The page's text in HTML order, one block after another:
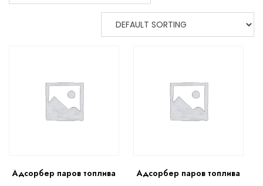
Адсорбер паров топлива Адсорбер паров топлива